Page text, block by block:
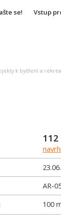
se! Vstup
k bydlení a
112
AR-
100